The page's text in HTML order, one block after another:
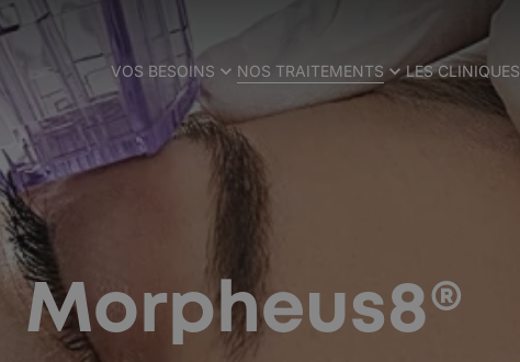
VOS BESOINS NOS TRAITEMENTS LES CLINIQUES
Morpheus8®